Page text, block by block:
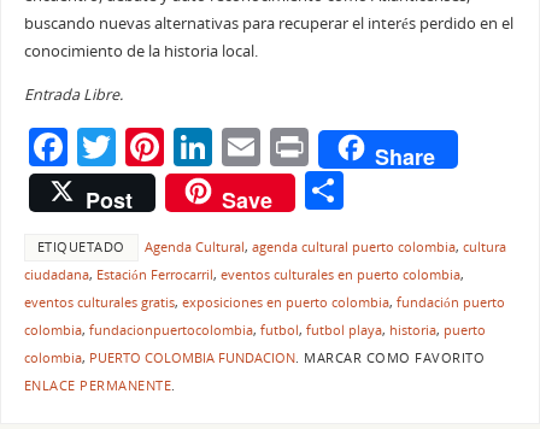
buscando nuevas alternativas para recuperar el interés perdido en el
conocimiento de la historia local.
Entrada Libre.
F
a
c
e
b
o
o
T
w
itt
er
Pi
nt
er
e
st
Li
n
k
e
dI
n
E
m
ai
l
Pr
in
t
Share
Post
Save C
o
m
p
ar
ETIQUETADO Agenda Cultural, agenda cultural puerto colombia, cultura
ciudadana, Estación Ferrocarril, eventos culturales en puerto colombia,
eventos culturales gratis, exposiciones en puerto colombia, fundación puerto
colombia, fundacionpuertocolombia, futbol, futbol playa, historia, puerto
colombia, PUERTO COLOMBIA FUNDACION. MARCAR COMO FAVORITO
ENLACE PERMANENTE.